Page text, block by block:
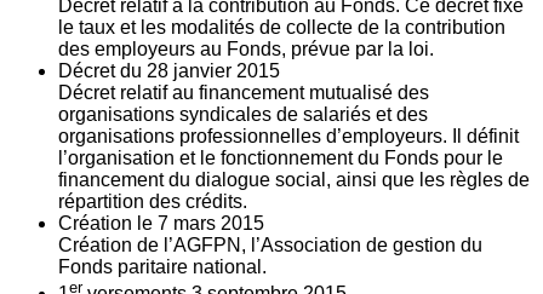
Décret relatif à la contribution au Fonds. Ce décret fixe
le taux et les modalités de collecte de la contribution
des employeurs au Fonds, prévue par la loi.
Décret du 28 janvier 2015
Décret relatif au financement mutualisé des
organisations syndicales de salariés et des
organisations professionnelles d’employeurs. Il définit
l’organisation et le fonctionnement du Fonds pour le
financement du dialogue social, ainsi que les règles de
répartition des crédits.
Création le 7 mars 2015
Création de l’AGFPN, l’Association de gestion du
Fonds paritaire national.
er